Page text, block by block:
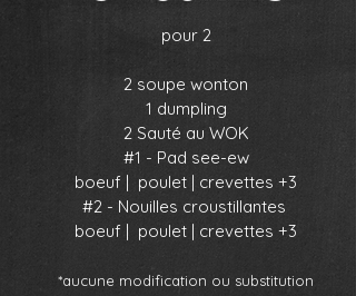
pour 2
2 soupe wonton
1 dumpling
2 Sauté au WOK
#1 - Pad see-ew
boeuf | poulet | crevettes +3
#2 - Nouilles croustillantes
boeuf | poulet | crevettes +3
*aucune modification ou substitution